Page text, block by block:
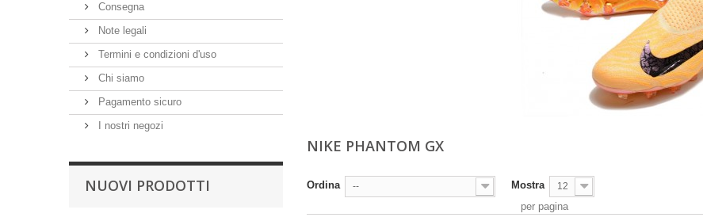
Consegna
Note legali
Termini e condizioni d'uso
Chi siamo
Pagamento sicuro
I nostri negozi
NUOVI PRODOTTI
NIKE PHANTOM GX
Ordina -- Mostra 12
per pagina